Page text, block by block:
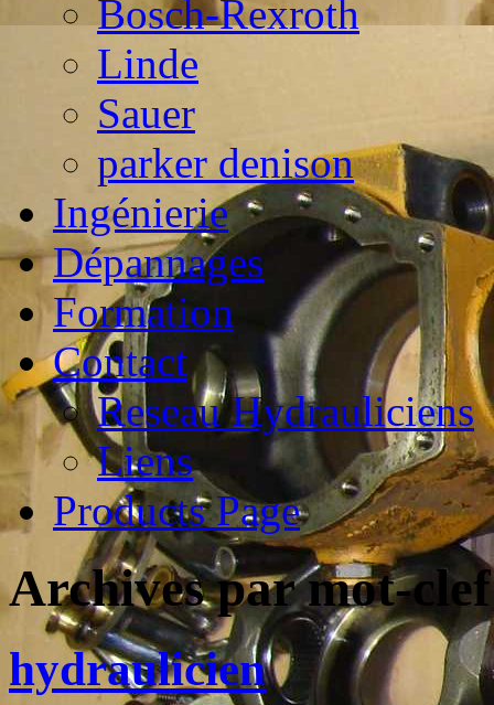
Bosch-Rexroth
Linde
Sauer
parker denison
Ingénierie
Dépannages
Formation
Contact
Reseau Hydrauliciens
Liens
Products Page
Archives par mot-
hydraulicien